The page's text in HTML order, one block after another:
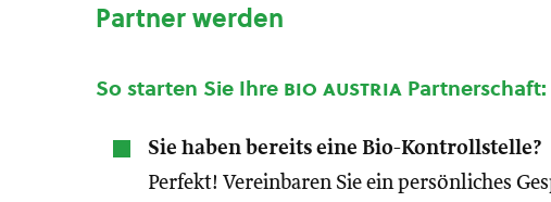
Partner werden
So starten Sie Ihre bio austria Partnerschaft:
Sie haben bereits eine Bio-Kontrollstelle?
Perfekt! Vereinbaren Sie ein persönliches